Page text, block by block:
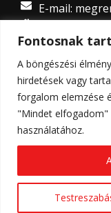
Fontosnak
A böngészési
hirdetések vagy
forgalom elemzése
"Mindet
használatához.
E-mail:
Magyarország
© Copyright 2023